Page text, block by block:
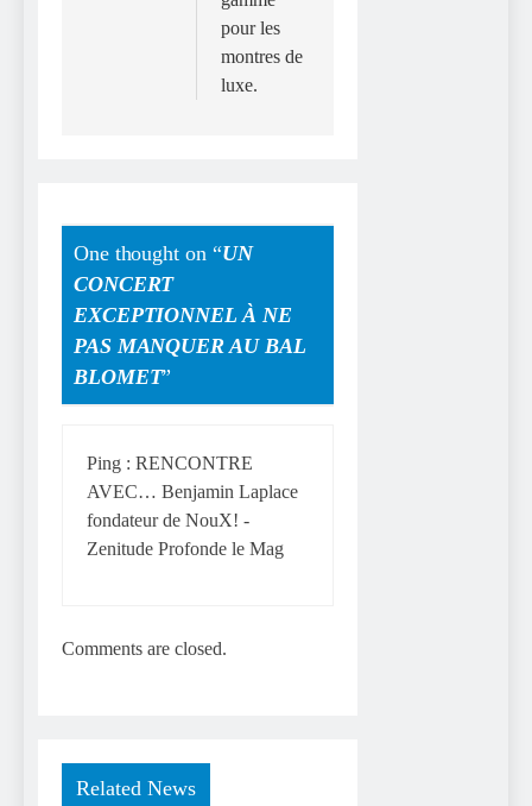
pour les
montres de
luxe.
One thought on “UN
CONCERT
EXCEPTIONNEL À NE
PAS MANQUER AU BAL
BLOMET”
Ping : RENCONTRE
AVEC… Benjamin Laplace
fondateur de NouX! -
Zenitude Profonde le Mag
Comments are closed.
Related News